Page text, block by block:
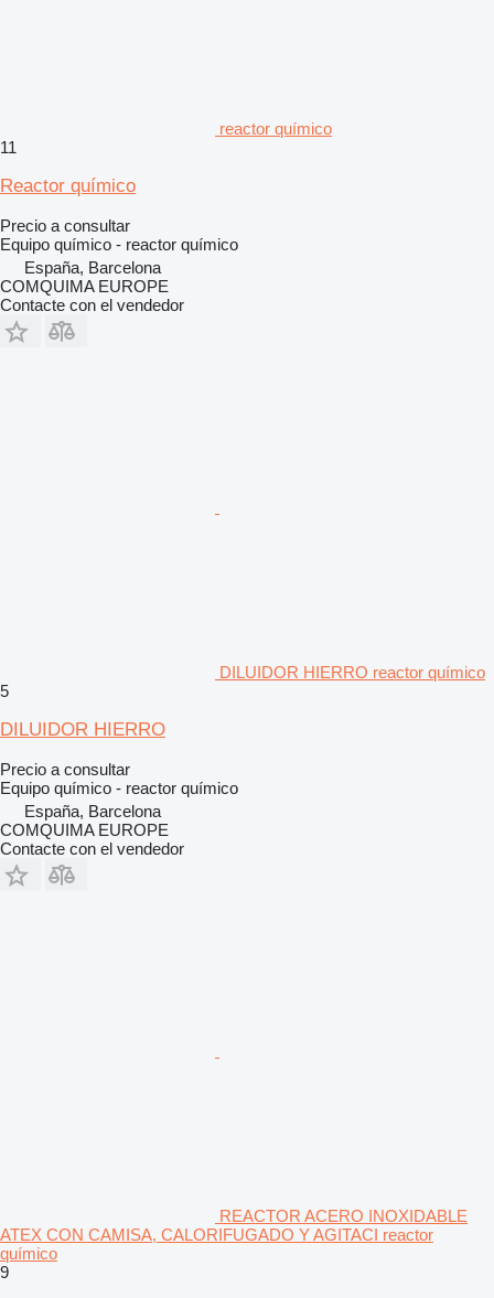
reactor químico
11
Reactor químico
Precio a consultar
Equipo químico - reactor químico
España, Barcelona
COMQUIMA EUROPE
Contacte con el vendedor
DILUIDOR HIERRO reactor químico
5
DILUIDOR HIERRO
Precio a consultar
Equipo químico - reactor químico
España, Barcelona
COMQUIMA EUROPE
Contacte con el vendedor
REACTOR ACERO INOXIDABLE
ATEX CON CAMISA, CALORIFUGADO Y AGITACI reactor
químico
9